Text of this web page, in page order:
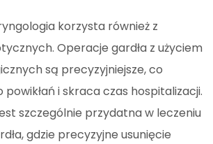
korzysta również z
Operacje gardła z użyciem
są precyzyjniejsze, co
powikłań i skraca czas hospitalizacji.
szczególnie przydatna w leczeniu
gdzie precyzyjne usunięcie